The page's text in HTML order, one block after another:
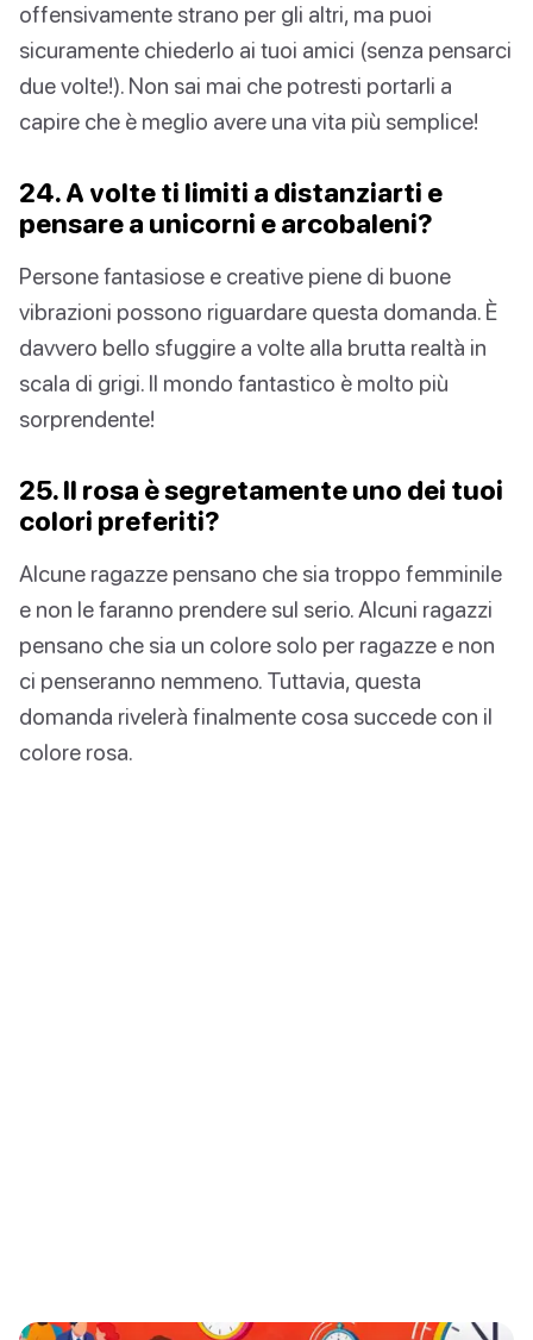
offensivamente strano per gli altri, ma puoi
sicuramente chiederlo ai tuoi amici (senza pensarci
due volte!). Non sai mai che potresti portarli a
capire che è meglio avere una vita più semplice!
24. A volte ti limiti a distanziarti e
pensare a unicorni e arcobaleni?
Persone fantasiose e creative piene di buone
vibrazioni possono riguardare questa domanda. È
davvero bello sfuggire a volte alla brutta realtà in
scala di grigi. Il mondo fantastico è molto più
sorprendente!
25. Il rosa è segretamente uno dei tuoi
colori preferiti?
Alcune ragazze pensano che sia troppo femminile
e non le faranno prendere sul serio. Alcuni ragazzi
pensano che sia un colore solo per ragazze e non
ci penseranno nemmeno. Tuttavia, questa
domanda rivelerà finalmente cosa succede con il
colore rosa.